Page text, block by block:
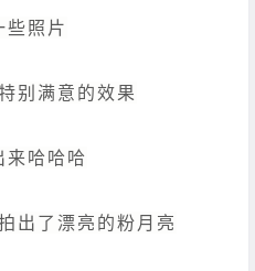
些照片
别满意的效果
来哈哈哈
出了漂亮的粉月亮